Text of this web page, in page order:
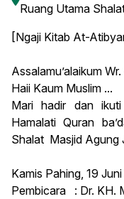
Ruang Utama
[Ngaji Kitab At-
Assalamu’alaikum
Haii Kaum Muslim ...
Mari hadir dan
Hamalati Quran
Shalat Masjid Agung
Kamis Pahing, 19
Pembicara : Dr. KH.